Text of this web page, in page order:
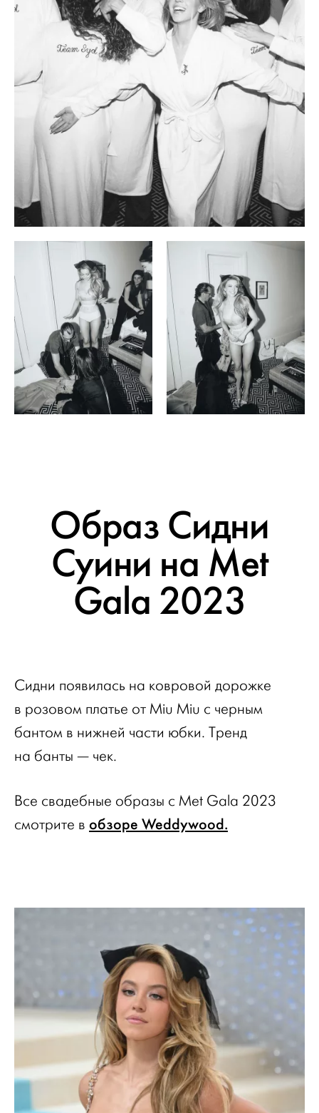
Образ Сидни
Суини на Met
Gala 2023
Сидни появилась на ковровой дорожке
в розовом платье от Miu Miu с черным
бантом в нижней части юбки. Тренд
на банты — чек.
Все свадебные образы с Met Gala 2023
смотрите в обзоре Weddywood.